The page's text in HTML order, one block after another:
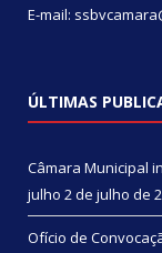
E-mail:
ÚLTIMAS
Câmara Municipal
julho 2 de julho de
Ofício de